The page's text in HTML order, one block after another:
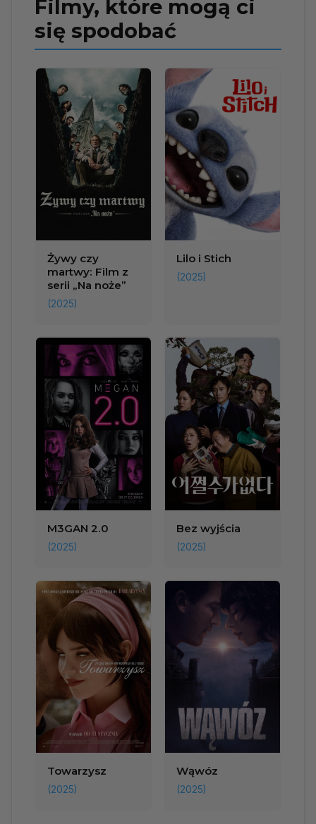
Filmy, które mogą ci
się spodobać
Żywy czy
martwy: Film z
serii „Na noże”
(2025)
Lilo i Stich
(2025)
M3GAN 2.0
(2025)
Bez wyjścia
(2025)
Towarzysz
(2025)
Wąwóz
(2025)